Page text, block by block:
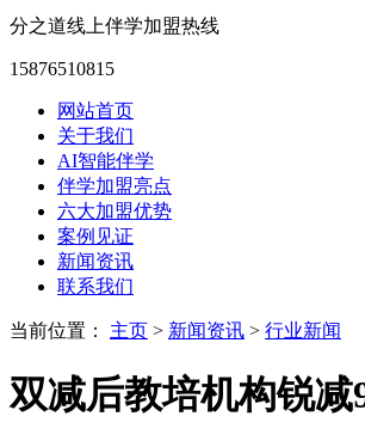
分之道线上伴学加盟热线
15876510815
网站首页
关于我们
AI智能伴学
伴学加盟亮点
六大加盟优势
案例见证
新闻资讯
联系我们
当前位置： 主页 > 新闻资讯 > 行业新闻
双减后教培机构锐